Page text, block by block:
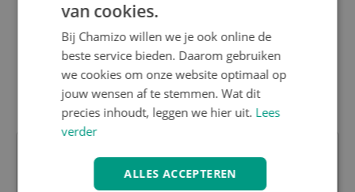
Binnenwerk gemaakt van micro-fleece dat het
Gemakkelijke toegang en verstelbaarheid door
het dubbele klittenband aan de achterkant
Versterkt neusstuk om de overschoen op zijn
plaats te houden en de schoen te beschermen
Heb je nog vragen over dit product?
Contacteer onze klantenservice
van cookies.
Bij Chamizo willen we je ook online de
beste service bieden. Daarom gebruiken
we cookies om onze website optimaal op
jouw wensen af te stemmen. Wat dit
precies inhoudt, leggen we hier uit. Lees
verder
ALLES ACCEPTEREN